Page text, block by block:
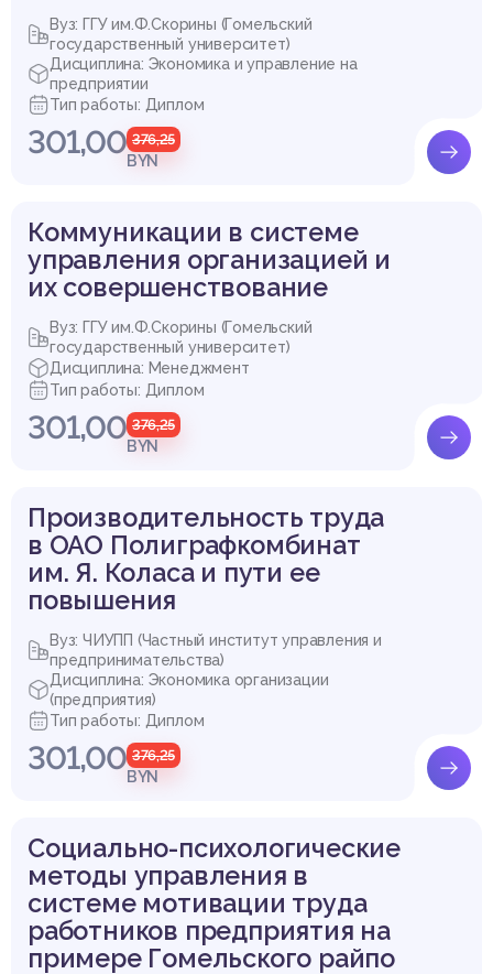
Вуз: ГГУ им.Ф.Скорины (Гомельский
государственный университет)
Дисциплина: Экономика и управление на
предприятии
Тип работы: Диплом
301,00 376,25
BYN
Коммуникации в системе
управления организацией и
их совершенствование
Вуз: ГГУ им.Ф.Скорины (Гомельский
государственный университет)
Дисциплина: Менеджмент
Тип работы: Диплом
301,00 376,25
BYN
Производительность труда
в ОАО Полиграфкомбинат
им. Я. Коласа и пути ее
повышения
Вуз: ЧИУПП (Частный институт управления и
предпринимательства)
Дисциплина: Экономика организации
(предприятия)
Тип работы: Диплом
301,00 376,25
BYN
Социально-психологические
методы управления в
системе мотивации труда
работников предприятия на
примере Гомельского райпо